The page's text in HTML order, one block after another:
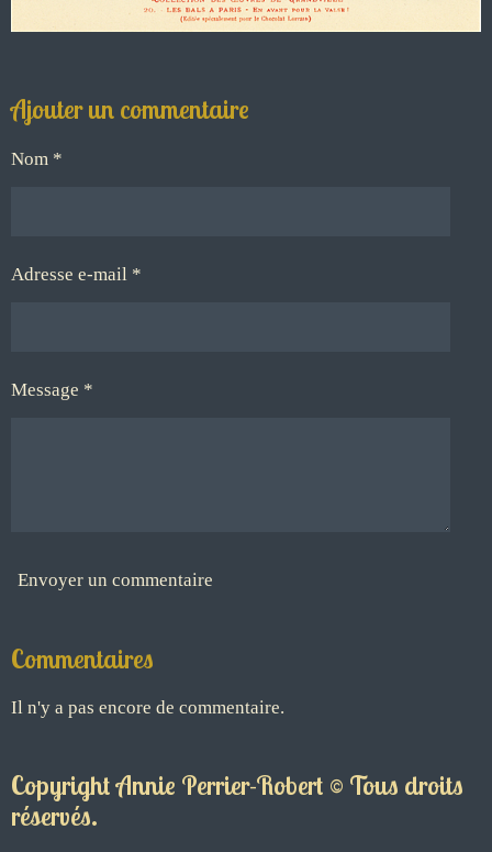
Ajouter un commentaire
Nom *
Adresse e-mail *
Message *
Envoyer un commentaire
Commentaires
Il n'y a pas encore de commentaire.
Copyright Annie Perrier-Robert © Tous droits
réservés.